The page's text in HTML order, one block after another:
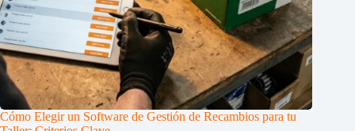
Cómo Elegir un Software de Gestión de Recambios para tu